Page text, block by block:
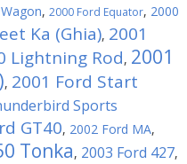
, 2000 Ford Equator, 2000
Ka (Ghia), 2001
Lightning Rod, 2001
, 2001 Ford Start
Sports
GT40, 2002 Ford MA,
Tonka, 2003 Ford 427,